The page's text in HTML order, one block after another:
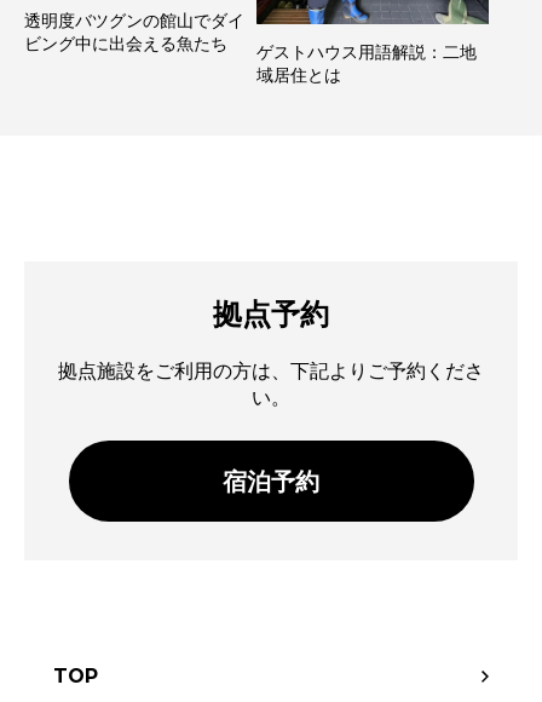
透明度バツグンの館山でダイ
ビング中に出会える魚たち
ゲストハウス用語解説：二地
域居住とは
拠点予約
拠点施設をご利用の方は、下記よりご予約くださ
い。
宿泊予約
TOP